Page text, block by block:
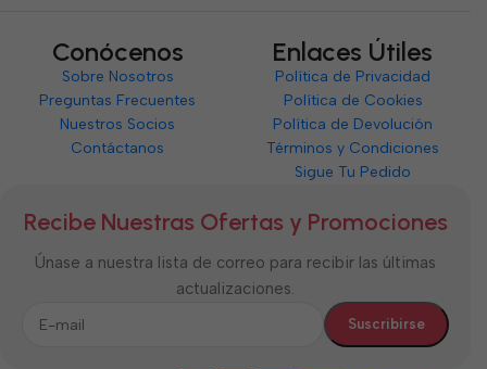
Conócenos
Sobre Nosotros
Preguntas Frecuentes
Nuestros Socios
Contáctanos
Enlaces Útiles
Política de Privacidad
Política de Cookies
Política de Devolución
Términos y Condiciones
Sigue Tu Pedido
Recibe Nuestras Ofertas y Promociones
Únase a nuestra lista de correo para recibir las últimas
actualizaciones.